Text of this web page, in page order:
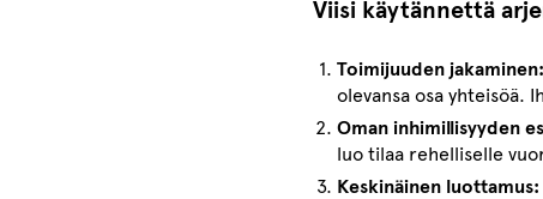
Viisi käytännettä
Toimijuuden jakaminen:
olevansa osa yhteisöä.
Oman inhimillisyyden
luo tilaa rehelliselle
Keskinäinen luottamus: